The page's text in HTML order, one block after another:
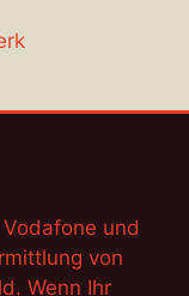
und
von
Wenn Ihr